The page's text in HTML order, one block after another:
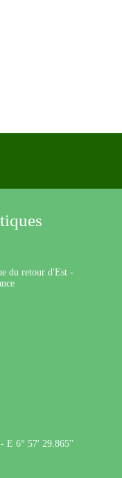
du retour d'Est -
E 6° 57' 29.865''